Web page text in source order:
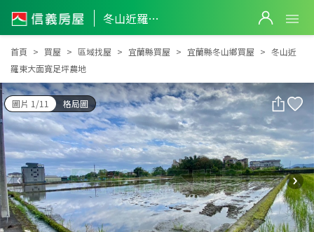
冬山近羅東大面寬足坪農地
冬山近羅東大面寬足坪農地
首頁 買屋 區域找屋 宜蘭縣買屋 宜蘭縣冬山鄉買屋
冬山近
羅東大面寬足坪農地
圖片 1/11 格局圖